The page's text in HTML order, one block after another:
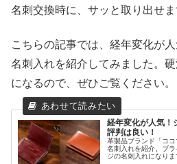
名刺交換時に、サッと取り出せま
こちらの記事では、経年変化が
名刺入れを紹介してみました。
になるので、ぜひご覧ください。
経年変化が人気！
評判は良い！
革製品ブランド「コ
名刺入れを紹介。ブ
ジの名刺入れになり